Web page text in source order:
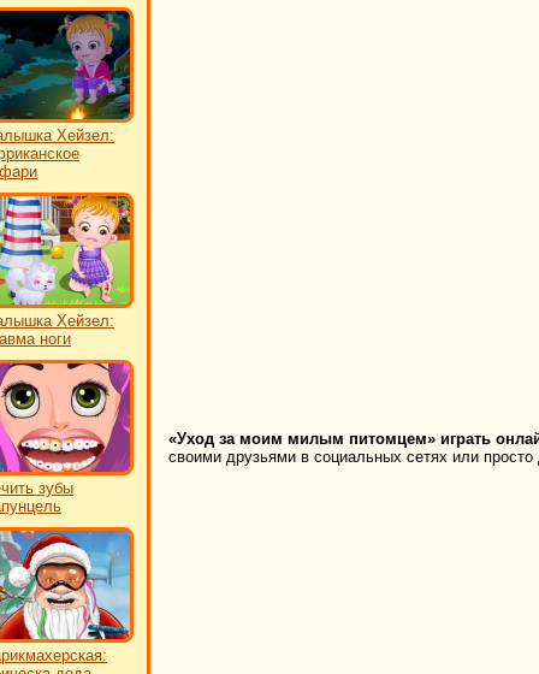
Хейзел:
Хейзел:
ноги
зубы
«Уход за моим милым питомцем» играть
своими друзьями в социальных сетях или просто